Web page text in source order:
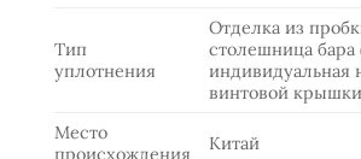
Тип
уплотнения
Отделка из
столешница бара
индивидуальная
винтовой
Место
происхождения
Китай